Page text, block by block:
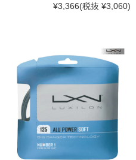
¥3,366(税抜 ¥3,060)